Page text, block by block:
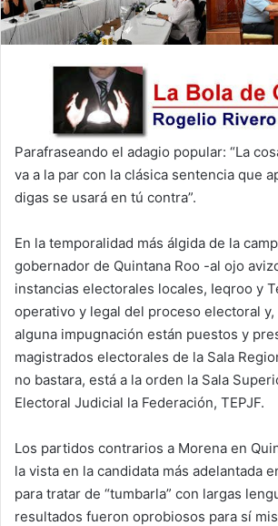
Parafraseando el adagio popular: “La
va a la par con la clásica sentencia que
digas se usará en tú contra”.
En la temporalidad más álgida de la
gobernador de Quintana Roo -al ojo
instancias electorales locales, Ieqroo y
operativo y legal del proceso electoral
alguna impugnación están puestos y
magistrados electorales de la Sala
no bastara, está a la orden la Sala
Electoral Judicial la Federación, TEPJF.
Los partidos contrarios a Morena en
la vista en la candidata más adelantada
para tratar de “tumbarla” con largas
resultados fueron oprobiosos para sí